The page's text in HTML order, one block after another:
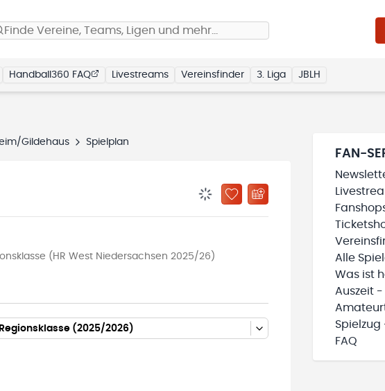
Finde Vereine, Teams, Ligen und mehr…
Handball360 FAQ Livestreams Vereinsfinder 3. Liga JBLH
Gildehaus Spielplan
BENACHRICHTIGUNGSSTATUS WIRD
ZU „MEINE TEAMS“ HINZUFÜGEN
(HR West Niedersachsen 2025/26)
(2025/2026)
FAN-
Alle
Was ist
Auszeit
FAQ